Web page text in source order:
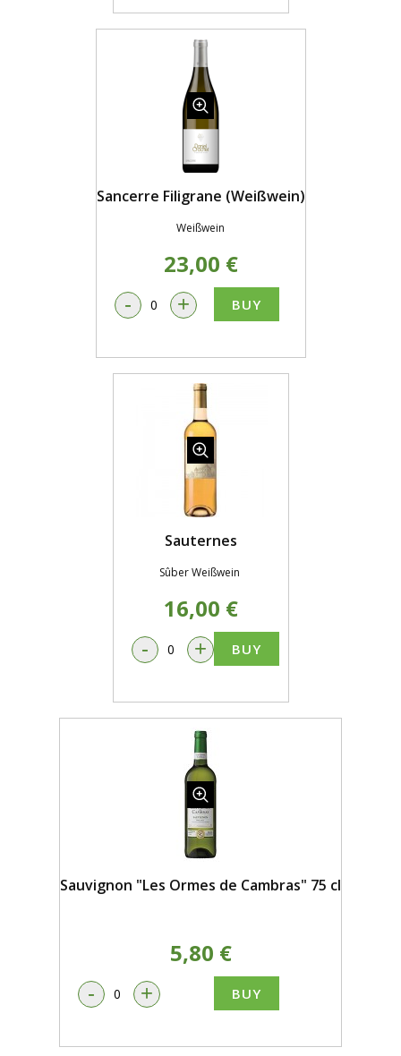
Sancerre Filigrane (Weißwein)
Weißwein
23,00 €
- + BUY
Sauternes
Sûber Weißwein
16,00 €
- + BUY
Sauvignon "Les Ormes de Cambras" 75 cl
5,80 €
- + BUY